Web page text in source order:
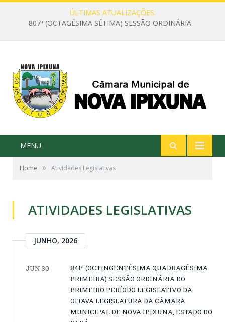
ÚLTIMAS ATUALIZAÇÕES:
807ª (OCTAGÉSIMA SÉTIMA) SESSÃO ORDINÁRIA
MENU
Home » Atividades Legislativas
ATIVIDADES LEGISLATIVAS
JUNHO, 2026
JUN 30
841ª (OCTINGENTÉSIMA QUADRAGÉSIMA
PRIMEIRA) SESSÃO ORDINÁRIA DO
PRIMEIRO PERÍODO LEGISLATIVO DA
OITAVA LEGISLATURA DA CÂMARA
MUNICIPAL DE NOVA IPIXUNA, ESTADO DO